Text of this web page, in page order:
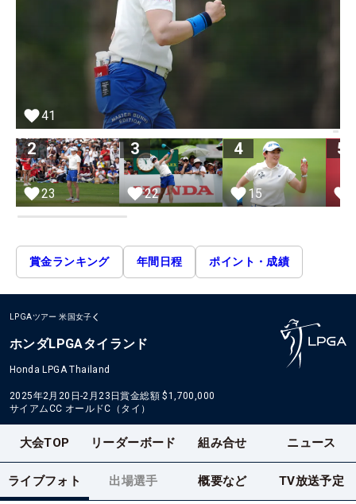
41
2
23
3
22
4
15
5
賞金ランキング 年間日程 ポイント・成績
LPGAツアー 米国女子
ホンダLPGAタイランド
Honda LPGA Thailand
2025年2月20日-2月23日賞金総額 $1,700,000
サイアムCC オールドC（タイ）
大会TOP リーダーボード 組み合せ ニュース
ライブフォト 出場選手 概要など TV放送予定